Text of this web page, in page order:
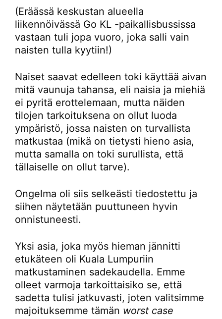
(Eräässä keskustan alueella
liikennöivässä Go KL -paikallisbussissa
vastaan tuli jopa vuoro, joka salli vain
naisten tulla kyytiin!)
Naiset saavat edelleen toki käyttää aivan
mitä vaunuja tahansa, eli naisia ja miehiä
ei pyritä erottelemaan, mutta näiden
tilojen tarkoituksena on ollut luoda
ympäristö, jossa naisten on turvallista
matkustaa (mikä on tietysti hieno asia,
mutta samalla on toki surullista, että
tällaiselle on ollut tarve).
Ongelma oli siis selkeästi tiedostettu ja
siihen näytetään puuttuneen hyvin
onnistuneesti.
Yksi asia, joka myös hieman jännitti
etukäteen oli Kuala Lumpuriin
matkustaminen sadekaudella. Emme
olleet varmoja tarkoittaisiko se, että
sadetta tulisi jatkuvasti, joten valitsimme
majoituksemme tämän worst case